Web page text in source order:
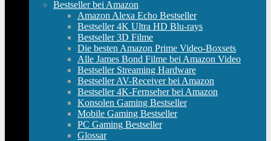
Bestseller bei Amazon
Amazon Alexa Echo Bestseller
Bestseller 4K Ultra HD Blu-rays
Bestseller 3D Filme
Die besten Amazon Prime Video-Boxsets
Alle James Bond Filme bei Amazon Video
Bestseller Streaming Hardware
Bestseller AV-Receiver bei Amazon
Bestseller 4K-Fernseher bei Amazon
Konsolen Gaming Bestseller
Mobile Gaming Bestseller
PC Gaming Bestseller
Glossar